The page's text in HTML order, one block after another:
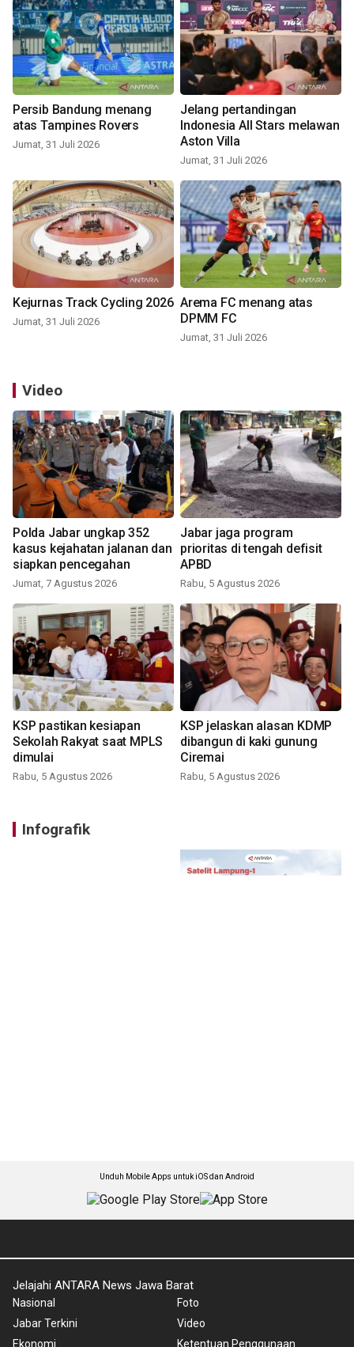
Persib Bandung menang
atas Tampines Rovers
Jumat, 31 Juli 2026
Jelang pertandingan
Indonesia All Stars melawan
Aston Villa
Jumat, 31 Juli 2026
Kejurnas Track Cycling 2026
Jumat, 31 Juli 2026
Arema FC menang atas
DPMM FC
Jumat, 31 Juli 2026
Video
Polda Jabar ungkap 352
kasus kejahatan jalanan dan
siapkan pencegahan
Jumat, 7 Agustus 2026
Jabar jaga program
prioritas di tengah defisit
APBD
Rabu, 5 Agustus 2026
KSP pastikan kesiapan
Sekolah Rakyat saat MPLS
dimulai
Rabu, 5 Agustus 2026
KSP jelaskan alasan KDMP
dibangun di kaki gunung
Ciremai
Rabu, 5 Agustus 2026
Infografik
Unduh Mobile Apps untuk iOS dan Android
Jelajahi ANTARA News Jawa Barat
Nasional
Jabar Terkini
Ekonomi
Foto
Video
Ketentuan Penggunaan